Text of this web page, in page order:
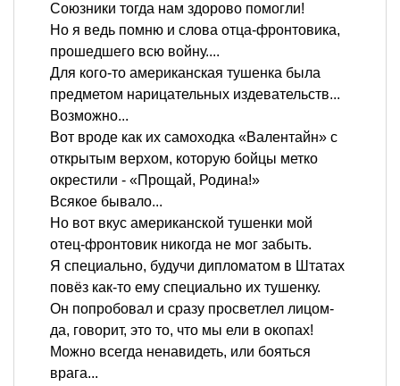
Союзники тогда нам здорово помогли!
Но я ведь помню и слова отца-фронтовика,
прошедшего всю войну....
Для кого-то американская тушенка была
предметом нарицательных издевательств...
Возможно...
Вот вроде как их самоходка «Валентайн» с
открытым верхом, которую бойцы метко
окрестили - «Прощай, Родина!»
Всякое бывало...
Но вот вкус американской тушенки мой
отец-фронтовик никогда не мог забыть.
Я специально, будучи дипломатом в Штатах
повёз как-то ему специально их тушенку.
Он попробовал и сразу просветлел лицом-
да, говорит, это то, что мы ели в окопах!
Можно всегда ненавидеть, или бояться
врага...